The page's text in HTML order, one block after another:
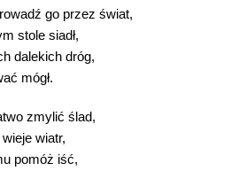
go przez świat,
stole siadł,
dalekich dróg,
mógł.
zmylić ślad,
wiatr,
pomóż iść,